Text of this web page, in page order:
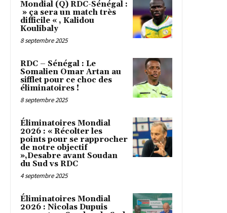
Mondial (Q) RDC-Sénégal :
» ça sera un match très
difficile « , Kalidou
Koulibaly
8 septembre 2025
RDC – Sénégal : Le
Somalien Omar Artan au
sifflet pour ce choc des
éliminatoires !
8 septembre 2025
Éliminatoires Mondial
2026 : « Récolter les
points pour se rapprocher
de notre objectif
»,Desabre avant Soudan
du Sud vs RDC
4 septembre 2025
Éliminatoires Mondial
2026 : Nicolas Dupuis